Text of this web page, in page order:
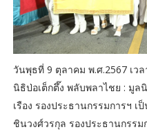
วันพุธที่ 9 ตุลาคม พ.ศ.2567 เว
นิธิป่อเต็กตึ๊ง พลับพลาไชย : มูล
เรือง รองประธานกรรมการฯ
ชินวงศ์วรกุล รองประธานกรร